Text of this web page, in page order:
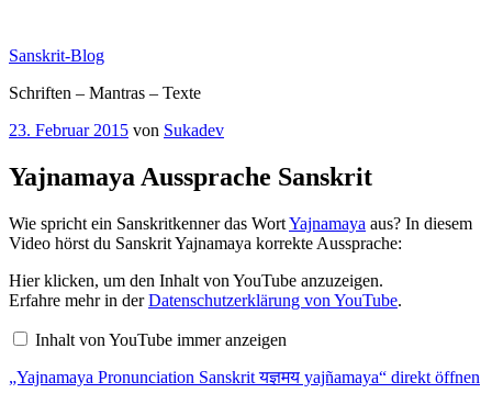
springen
Sanskrit-Blog
Schriften – Mantras – Texte
Veröffentlicht
23. Februar 2015 von Sukadev
Yajnamaya Aussprache Sanskrit
Wie spricht ein Sanskritkenner das WortYajnamaya aus? In diesem
Video hörst du Sanskrit Yajnamaya korrekte Aussprache:
„Yajnamaya
Pronunciation
Sanskrit
yajñamaya“
YouTube
Hier klicken, um den Inhalt von YouTube anzuzeigen.
Erfahre mehr in derDatenschutzerklärung von YouTube.
Inhalt von YouTube immer anzeigen
„Yajnamaya Pronunciation Sanskrit यज्ञमय yajñamaya“ direkt öffnen